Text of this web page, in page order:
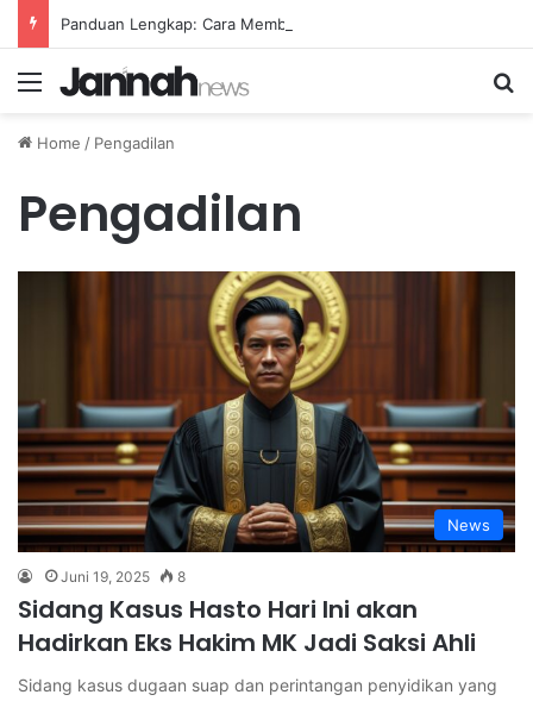
Menu
Home / Pengadilan
Pengadilan
News
Juni 19, 2025 8
Sidang Kasus Hasto Hari Ini akan
Hadirkan Eks Hakim MK Jadi Saksi Ahli
Sidang kasus dugaan suap dan perintangan penyidikan yang